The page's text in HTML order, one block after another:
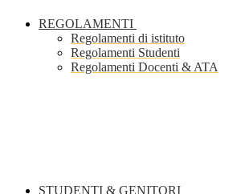
REGOLAMENTI
Regolamenti di istituto
Regolamenti Studenti
Regolamenti Docenti & ATA
STUDENTI & GENITORI